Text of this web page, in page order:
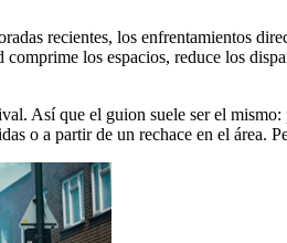
recientes, los enfrentamientos
los espacios, reduce los
Así que el guion suele ser el
o a partir de un rechace en el área.